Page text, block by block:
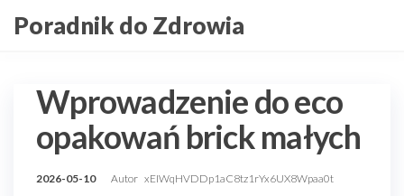
doPoradnik do Zdrowia
Wprowadzenie do eco
opakowań brick małych
2026-05-10 Autor xEIWqHVDDp1aC8tz1rYx6UX8Wpaa0t